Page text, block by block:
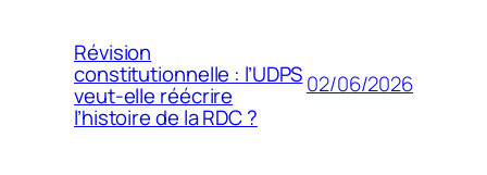
Révision
constitutionnelle : l’UDPS
veut-elle réécrire
l’histoire de la RDC ?
02/06/2026